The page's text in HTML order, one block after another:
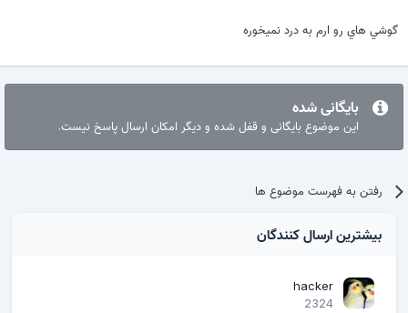
گوشي هاي رو ارم به درد نميخوره
بایگانی شده
این موضوع بایگانی و قفل شده و دیگر امکان ارسال پاسخ نیست.
رفتن به فهرست موضوع ها
بیشترین ارسال کنندگان
hacker
2324